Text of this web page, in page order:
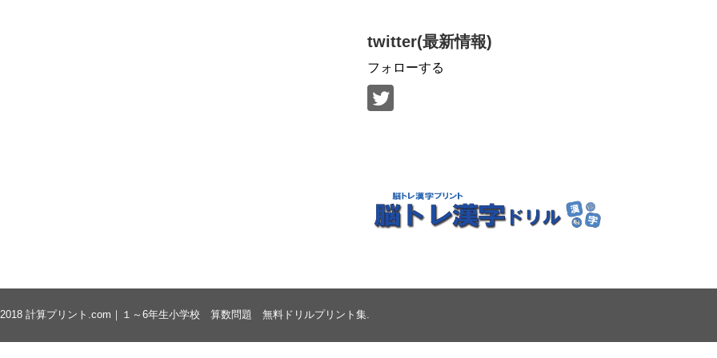
twitter(最新情報)
フォローする
計算プリント.com｜１～6年生小学校 算数問題 無料ドリルプリント集